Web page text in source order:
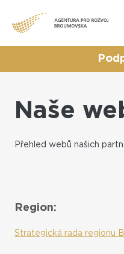
Naše
Přehled webů našich
Region:
Strategická rada regionu